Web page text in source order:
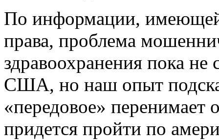
По информации,
права, проблема
здравоохранения пока
США, но наш опыт
«передовое»
придется пройти по